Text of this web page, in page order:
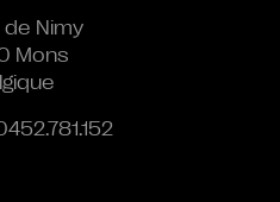
de Nimy
Mons